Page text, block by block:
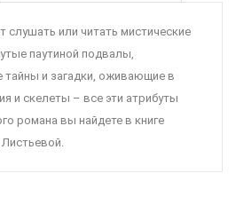
слушать или читать мистические
паутиной подвалы,
и загадки, оживающие в
и скелеты – все эти атрибуты
романа вы найдете в книге